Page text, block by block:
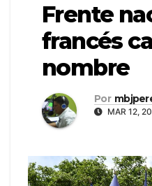
Frente
francés
nombre
Por
MAR 12,